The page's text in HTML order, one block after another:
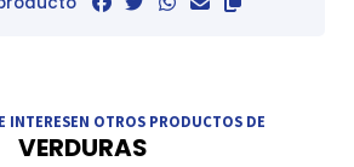
INTERESEN OTROS PRODUCTOS DE
VERDURAS